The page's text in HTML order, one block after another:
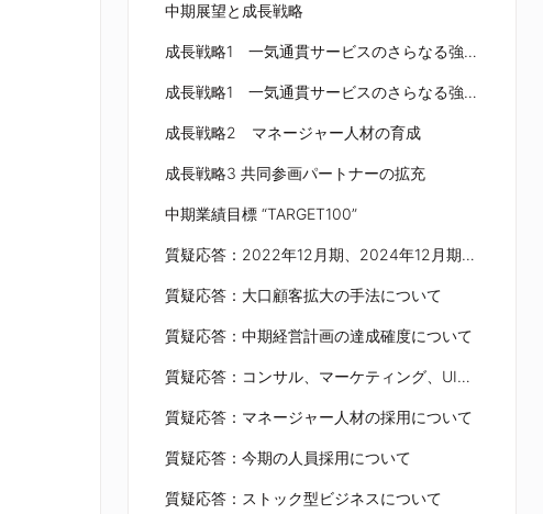
中期展望と成長戦略
成長戦略1 一気通貫サービスのさらなる強化①
成長戦略1 一気通貫サービスのさらなる強化②
成長戦略2 マネージャー人材の育成
成長戦略3 共同参画パートナーの拡充
中期業績目標 “TARGET100”
質疑応答：2022年12月期、2024年12月期の顧客数について
質疑応答：大口顧客拡大の手法について
質疑応答：中期経営計画の達成確度について
質疑応答：コンサル、マーケティング、UI／UXの利益率について
質疑応答：マネージャー人材の採用について
質疑応答：今期の人員採用について
質疑応答：ストック型ビジネスについて